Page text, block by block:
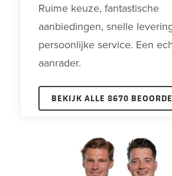
Ruime keuze, fantastische
aanbiedingen, snelle
persoonlijke service. Een
aanrader.
BEKIJK ALLE 8670